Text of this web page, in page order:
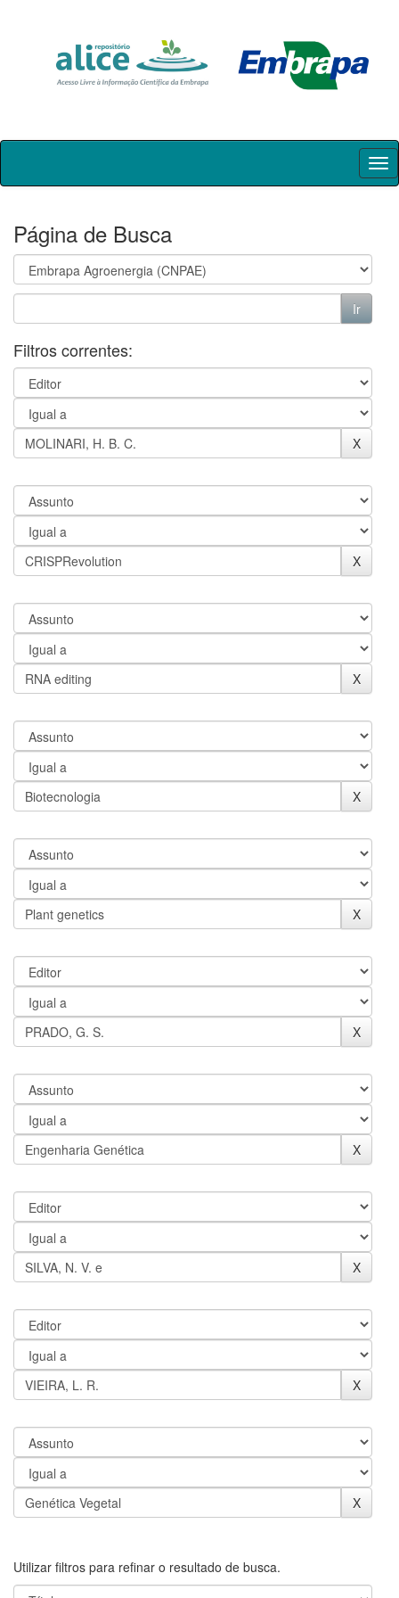
Skip
Página de Busca
Filtros correntes:
Utilizar filtros para refinar o resultado de busca.